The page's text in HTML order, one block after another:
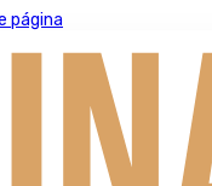
página